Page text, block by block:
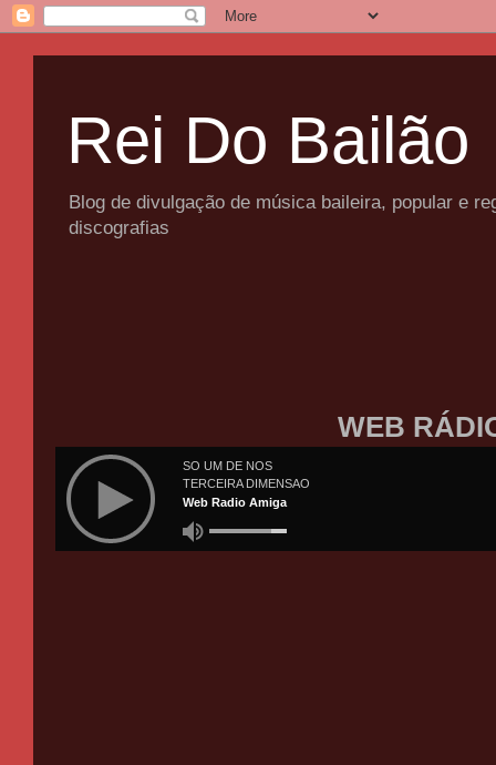
Rei Do Bailão
Blog de divulgação de música baileira, popular e
discografias
WEB